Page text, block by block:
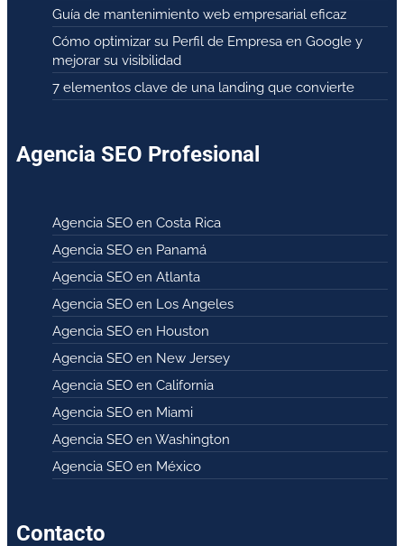
Guía de mantenimiento web empresarial eficaz
Cómo optimizar su Perfil de Empresa en Google y
mejorar su visibilidad
7 elementos clave de una landing que convierte
Agencia SEO Profesional
Agencia SEO en Costa Rica
Agencia SEO en Panamá
Agencia SEO en Atlanta
Agencia SEO en Los Angeles
Agencia SEO en Houston
Agencia SEO en New Jersey
Agencia SEO en California
Agencia SEO en Miami
Agencia SEO en Washington
Agencia SEO en México
Contacto